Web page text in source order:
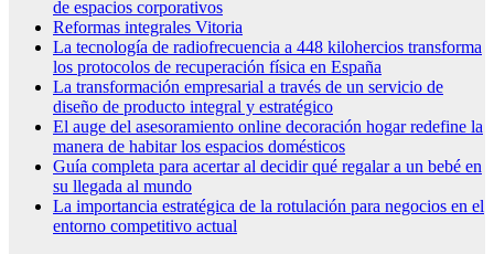
de espacios corporativos
Reformas integrales Vitoria
La tecnología de radiofrecuencia a 448 kilohercios transforma
los protocolos de recuperación física en España
La transformación empresarial a través de un servicio de
diseño de producto integral y estratégico
El auge del asesoramiento online decoración hogar redefine la
manera de habitar los espacios domésticos
Guía completa para acertar al decidir qué regalar a un bebé en
su llegada al mundo
La importancia estratégica de la rotulación para negocios en el
entorno competitivo actual